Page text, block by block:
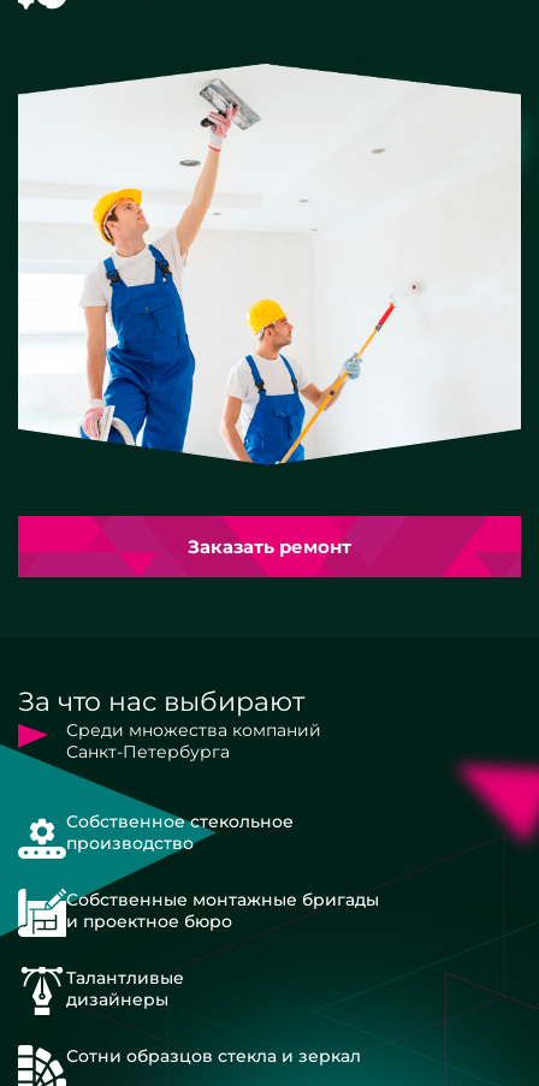
Заказать ремонт
За что нас выбирают
Среди множества компаний
Санкт-Петербурга
Собственное стекольное
производство
Собственные монтажные бригады
и проектное бюро
Талантливые
дизайнеры
Сотни образцов стекла и зеркал